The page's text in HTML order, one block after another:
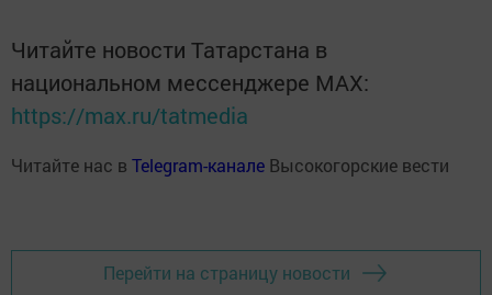
Читайте новости Татарстана в
национальном мессенджере MАХ:
https://max.ru/tatmedia
Читайте нас в Telegram-канале Высокогорские вести
Перейти на страницу новости